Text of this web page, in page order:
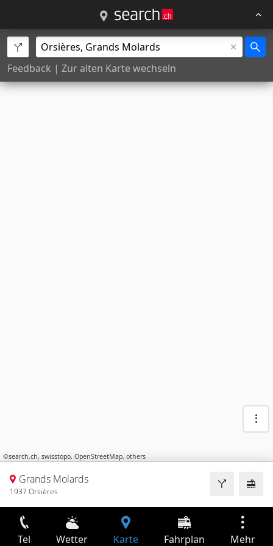
Feedback | Zur alten Karte wechseln
©search.ch, swisstopo, OpenStreetMap, others
Grands Molards
1937 Orsières
Tel Wetter Karte Fahrplan Mehr